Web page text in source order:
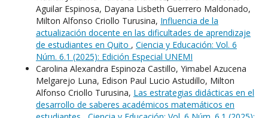
Aguilar Espinosa, Dayana Lisbeth Guerrero Maldonado,
Milton Alfonso Criollo Turusina, Influencia de la
actualización docente en las dificultades de aprendizaje
de estudiantes en Quito , Ciencia y Educación: Vol. 6
Núm. 6.1 (2025): Edición Especial UNEMI
Carolina Alexandra Espinoza Castillo, Yimabel Azucena
Melgarejo Luna, Edison Paul Lucio Astudillo, Milton
Alfonso Criollo Turusina, Las estrategias didácticas en el
desarrollo de saberes académicos matemáticos en